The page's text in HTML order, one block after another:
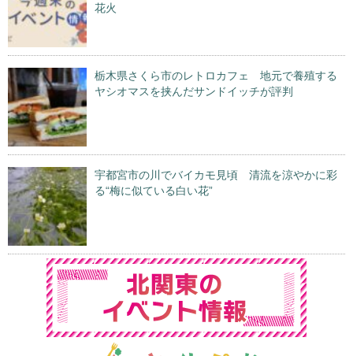
花火
栃木県さくら市のレトロカフェ 地元で養殖する
ヤシオマスを挟んだサンドイッチが評判
宇都宮市の川でバイカモ見頃 清流を涼やかに彩
る“梅に似ている白い花”